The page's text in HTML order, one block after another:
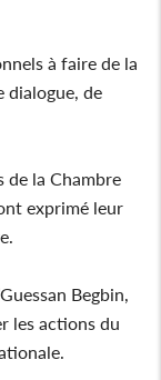
à faire de la
dialogue, de
de la Chambre
exprimé leur
Begbin,
les actions du